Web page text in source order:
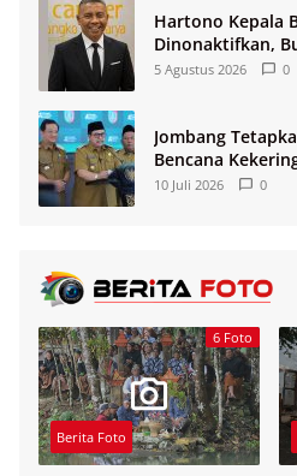
Hartono Kepala
Dinonaktifkan,
Miliar Kas KPRI
5 Agustus 2026 0
Jombang
Bencana
10 Juli 2026 0
6 Foto
Berita Foto